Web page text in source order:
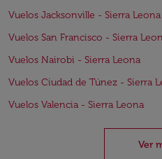
Vuelos Jacksonville - Sierra Leona
Vuelos San Francisco - Sierra
Vuelos Nairobi - Sierra Leona
Vuelos Ciudad de Túnez - Sierra
Vuelos Valencia - Sierra Leona
Ver